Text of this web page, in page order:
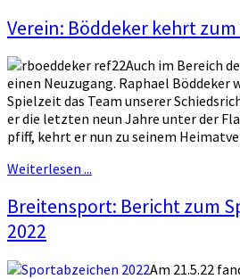
Verein: Böddeker kehrt
Auch im Bereich
einen Neuzugang. Raphael Böddeker
Spielzeit das Team unserer
er die letzten neun Jahre unter der
pfiff, kehrt er nun zu seinem
Weiterlesen ...
Breitensport: Bericht zum
2022
Am 21.5.22